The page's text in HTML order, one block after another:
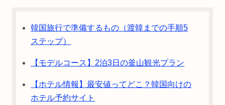
韓国旅行で準備するもの（渡韓までの手順5
ステップ）
【モデルコース】2泊3日の釜山観光プラン
【ホテル情報】最安値ってどこ？韓国向けの
ホテル予約サイト